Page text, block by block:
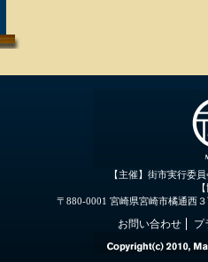
【主催】街市実行委
〒880-0001 宮崎県宮崎市橘通西
お問い合わせ プ